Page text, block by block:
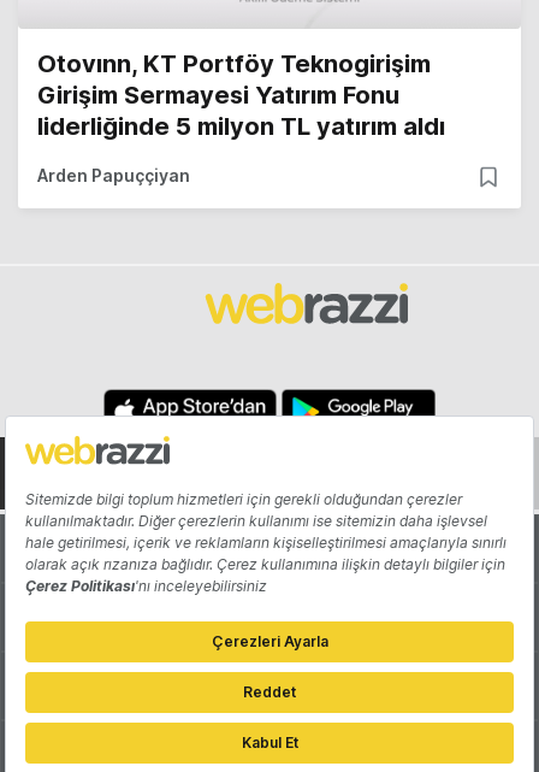
Otovınn, KT Portföy Teknogirişim
Girişim Sermayesi Yatırım Fonu
liderliğinde 5 milyon TL yatırım aldı
Arden Papuççiyan
Hakkında Yazarlar
Katkıda Bulun Reklam